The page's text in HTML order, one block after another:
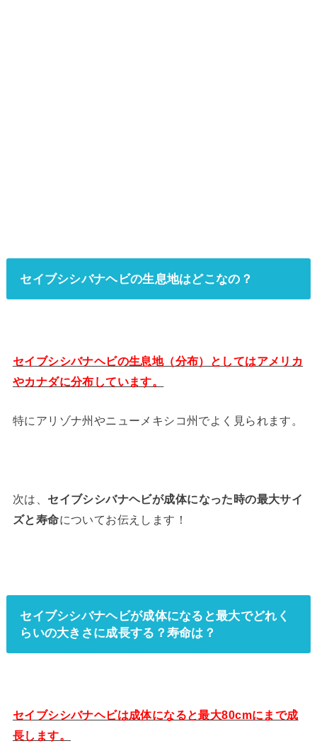
セイブシシバナヘビの生息地はどこなの？
セイブシシバナヘビの生息地（分布）としてはアメリカ
やカナダに分布しています。
特にアリゾナ州やニューメキシコ州でよく見られます。
次は、 セイブシシバナヘビが成体になった時の最大サイ
ズと寿命についてお伝えします！
セイブシシバナヘビが成体になると最大でどれく
らいの大きさに成長する？寿命は？
セイブシシバナヘビは成体になると最大80cmにまで成
長します。